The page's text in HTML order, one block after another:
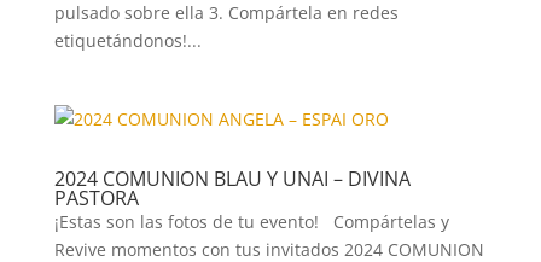
pulsado sobre ella 3. Compártela en redes
etiquetándonos!...
2024 COMUNION BLAU Y UNAI – DIVINA
PASTORA
¡Estas son las fotos de tu evento! Compártelas y
Revive momentos con tus invitados 2024 COMUNION